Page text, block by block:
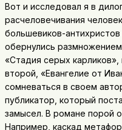
Вот и исследовал я в
расчеловечивания
большевиков-
обернулись
«Стадия серых
второй, «Евангелие от
сомневаться в своем
публикатор, который
замысел. В романе порой
Например, каскад